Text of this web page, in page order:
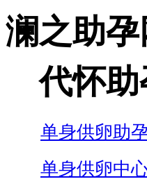
澜之助
代怀
单身供卵助
单身供卵中